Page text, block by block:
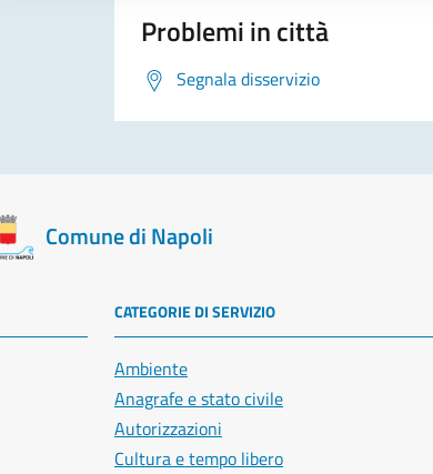
Problemi in città
Segnala disservizio
Comune di Napoli
CATEGORIE DI SERVIZIO
Ambiente
Anagrafe e stato civile
Autorizzazioni
Cultura e tempo libero